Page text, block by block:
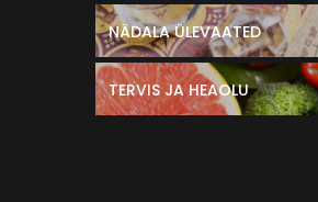
NÄDALA ÜLEVAATED
TERVIS JA HEAOLU